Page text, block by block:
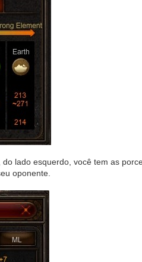
do lado esquerdo, você tem as
oponente.